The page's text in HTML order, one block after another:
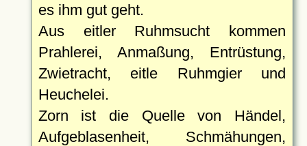
es ihm gut geht.
Aus eitler Ruhmsucht kommen
Prahlerei, Anmaßung, Entrüstung,
Zwietracht, eitle Ruhmgier und
Heuchelei.
Zorn ist die Quelle von Händel,
Aufgeblasenheit, Schmähungen,